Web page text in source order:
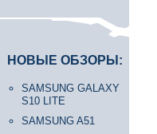
НОВЫЕ ОБЗОРЫ:
SAMSUNG GALAXY
S10 LITE
SAMSUNG A51